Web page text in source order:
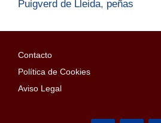
Puigverd de Lleida, peñas
Contacto
Política de Cookies
Aviso Legal